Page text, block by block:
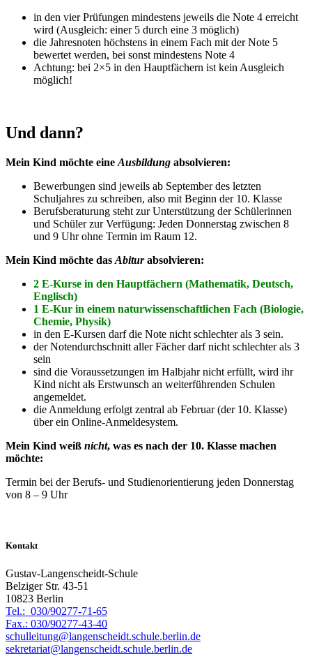
in den vier Prüfungen mindestens jeweils die Note 4 erreicht
wird (Ausgleich: einer 5 durch eine 3 möglich)
die Jahresnoten höchstens in einem Fach mit der Note 5
bewertet werden, bei sonst mindestens Note 4
Achtung: bei 2×5 in den Hauptfächern ist kein Ausgleich
möglich!
Und dann?
Mein Kind möchte eine Ausbildung absolvieren:
Bewerbungen sind jeweils ab September des letzten
Schuljahres zu schreiben, also mit Beginn der 10. Klasse
Berufsberaturung steht zur Unterstützung der Schülerinnen
und Schüler zur Verfügung: Jeden Donnerstag zwischen 8
und 9 Uhr ohne Termin im Raum 12.
Mein Kind möchte das Abiturabsolvieren:
2 E-Kurse in den Hauptfächern (Mathematik, Deutsch,
Englisch)
1 E-Kur in einem naturwissenschaftlichen Fach (Biologie,
Chemie, Physik)
in den E-Kursen darf die Note nicht schlechter als 3 sein.
der Notendurchschnitt aller Fächer darf nicht schlechter als 3
sein
sind die Voraussetzungen im Halbjahr nicht erfüllt, wird ihr
Kind nicht als Erstwunsch an weiterführenden Schulen
angemeldet.
die Anmeldung erfolgt zentral ab Februar (der 10. Klasse)
über ein Online-Anmeldesystem.
Mein Kind weiß nicht, was es nach der 10. Klasse machen
möchte:
Termin bei der Berufs- und Studienorientierung jeden Donnerstag
von 8 – 9 Uhr
Kontakt
Gustav-Langenscheidt-Schule
Belziger Str. 43-51
10823 Berlin
Tel.: 030/90277-71-65
Fax.: 030/90277-43-40
schulleitung@langenscheidt.schule.berlin.de
sekretariat@langenscheidt.schule.berlin.de